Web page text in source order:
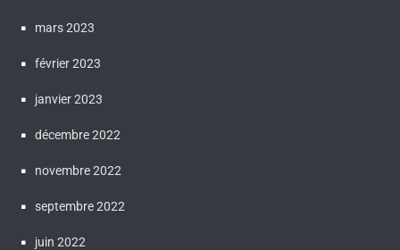
mars 2023
février 2023
janvier 2023
décembre 2022
novembre 2022
septembre 2022
juin 2022